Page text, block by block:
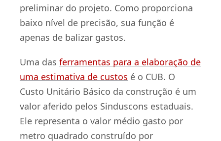
preliminar do projeto. Como proporciona
baixo nível de precisão, sua função é
apenas de balizar gastos.
Uma das ferramentas para a elaboração de
uma estimativa de custos é o CUB. O
Custo Unitário Básico da construção é um
valor aferido pelos Sinduscons estaduais.
Ele representa o valor médio gasto por
metro quadrado construído por